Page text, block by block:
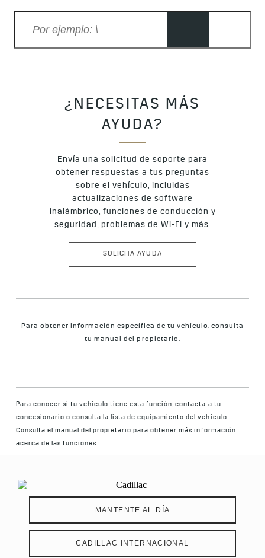
desde el vehículo.
disponibles incluso con una persona sentada en el asiento
¿NECESITAS MÁS
AYUDA?
Envía una solicitud de soporte para
obtener respuestas a tus preguntas
sobre el vehículo, incluidas
actualizaciones de software
inalámbrico, funciones de conducción y
seguridad, problemas de Wi-Fi y más.
SOLICITA AYUDA
Para obtener información específica de tu vehículo, consulta
tumanual del propietario.
Para conocer si tu vehículo tiene esta función, contacta a tu
concesionario o consulta la lista de equipamiento del vehículo.
Consulta elmanual del propietario para obtener más información
acerca de las funciones.